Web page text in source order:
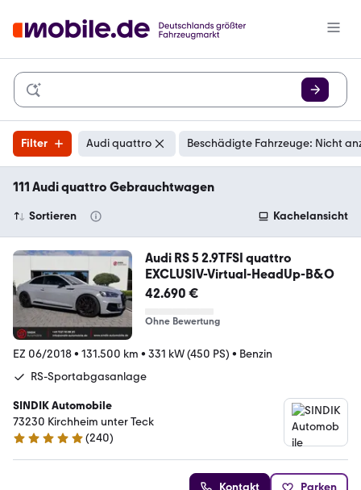
Filter Audi quattro Beschädigte Fahrzeuge: Nicht
111 Audi quattro Gebrauchtwagen
Sortieren Kachelansicht
Audi RS 5 2.9TFSI quattro
EXCLUSIV-Virtual-HeadUp-B&O
42.690 €
Ohne Bewertung
EZ 06/2018• 131.500 km • 331 kW (450 PS) • Benzin
RS-Sportabgasanlage
SINDIK Automobile
73230 Kirchheim unter Teck
4.8 Sterne
(240)
Kontakt Parken